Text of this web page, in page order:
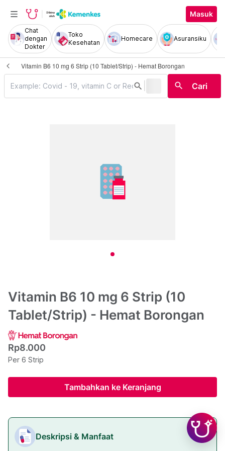
Masuk
Chat
dengan
Dokter
Toko
Kesehatan
Homecare Asuransiku
Vitamin B6 10 mg 6 Strip (10 Tablet/Strip) - Hemat Borongan
search search Cari
Vitamin B6 10 mg 6 Strip (10
Tablet/Strip) - Hemat Borongan
Rp8.000
Per 6 Strip
Tambahkan ke Keranjang
Deskripsi & Manfaat